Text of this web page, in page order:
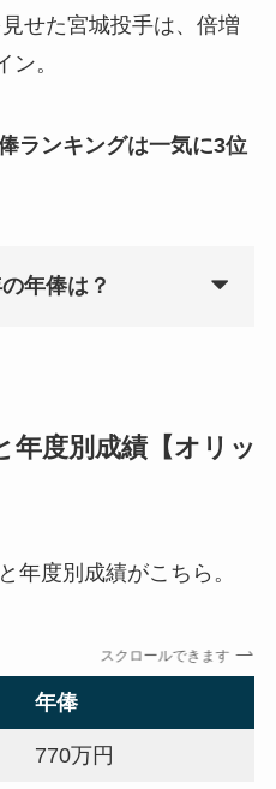
せた宮城投手は、倍増
。
ランキングは一気に3位
年俸は？
年度別成績【オリッ
年度別成績がこちら。
スクロールできます
年俸
770万円